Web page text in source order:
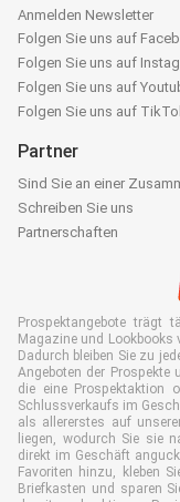
Anmelden Newsletter
Folgen Sie uns auf
Folgen Sie uns auf
Folgen Sie uns auf
Folgen Sie uns auf
Partner
Sind Sie an einer
Schreiben Sie uns
Partnerschaften
Prospektangebote trägt
Magazine und
Dadurch bleiben Sie zu
Angeboten der Prospekte
die eine Prospektaktion
Schlussverkaufs im
als allererstes auf
liegen, wodurch Sie sie
direkt im Geschäft
Favoriten hinzu, kleben
Briefkasten und sparen